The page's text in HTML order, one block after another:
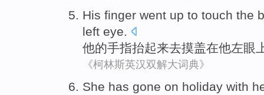
His finger went up to touch the
left eye.
他的手指抬起来去摸盖在他左眼
《柯林斯英汉双解大词典》
She has gone on holiday with